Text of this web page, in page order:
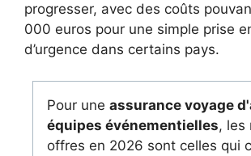
progresser, avec des coûts
000 euros pour une simple prise
d’urgence dans certains pays.
Pour une assurance voyage
équipes événementielles, les
offres en 2026 sont celles qui